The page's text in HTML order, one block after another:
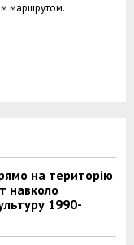
маршрутом.
на територію
навколо
1990-